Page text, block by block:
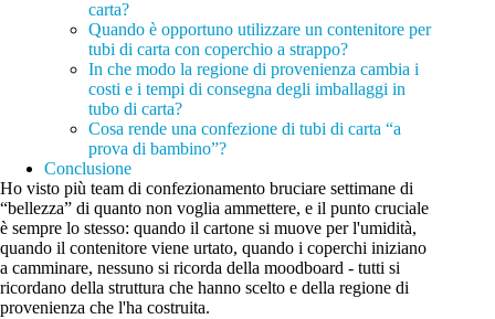
carta?
Quando è opportuno utilizzare un contenitore per
tubi di carta con coperchio a strappo?
In che modo la regione di provenienza cambia i
costi e i tempi di consegna degli imballaggi in
tubo di carta?
Cosa rende una confezione di tubi di carta “a
prova di bambino”?
Conclusione
Ho visto più team di confezionamento bruciare settimane di
“bellezza” di quanto non voglia ammettere, e il punto cruciale
è sempre lo stesso: quando il cartone si muove per l'umidità,
quando il contenitore viene urtato, quando i coperchi iniziano
a camminare, nessuno si ricorda della moodboard - tutti si
ricordano della struttura che hanno scelto e della regione di
provenienza che l'ha costruita.